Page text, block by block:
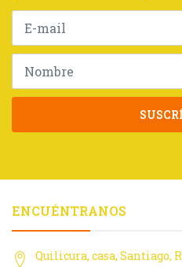
ENCUÉNTRANOS
Quilicura, casa, Santiago,